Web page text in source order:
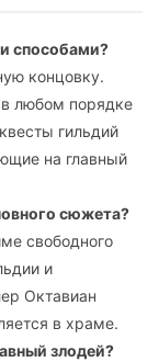
способами?
концовку.
в любом порядке
гильдий
на главный
сюжета?
свободного
и
Октавиан
в храме.
злодей?